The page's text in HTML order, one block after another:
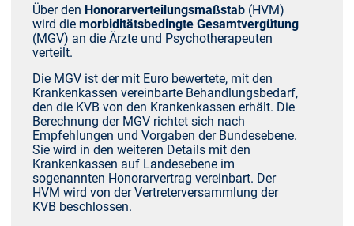
Über den Honorarverteilungsmaßstab (HVM)
wird die morbiditätsbedingte Gesamtvergütung
(MGV) an die Ärzte und Psychotherapeuten
verteilt.
Die MGV ist der mit Euro bewertete, mit den
Krankenkassen vereinbarte Behandlungsbedarf,
den die KVB von den Krankenkassen erhält. Die
Berechnung der MGV richtet sich nach
Empfehlungen und Vorgaben der Bundesebene.
Sie wird in den weiteren Details mit den
Krankenkassen auf Landesebene im
sogenannten Honorarvertrag vereinbart. Der
HVM wird von der Vertreterversammlung der
KVB beschlossen.